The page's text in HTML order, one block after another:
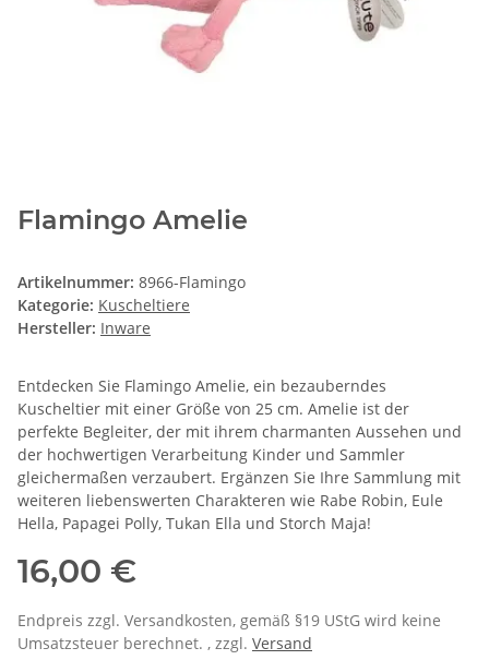
Flamingo Amelie
Artikelnummer: 8966-Flamingo
Kategorie: Kuscheltiere
Hersteller: Inware
Entdecken Sie Flamingo Amelie, ein bezauberndes
Kuscheltier mit einer Größe von 25 cm. Amelie ist der
perfekte Begleiter, der mit ihrem charmanten Aussehen und
der hochwertigen Verarbeitung Kinder und Sammler
gleichermaßen verzaubert. Ergänzen Sie Ihre Sammlung mit
weiteren liebenswerten Charakteren wie Rabe Robin, Eule
Hella, Papagei Polly, Tukan Ella und Storch Maja!
16,00 €
Endpreis zzgl. Versandkosten, gemäß §19 UStG wird keine
Umsatzsteuer berechnet. , zzgl. Versand